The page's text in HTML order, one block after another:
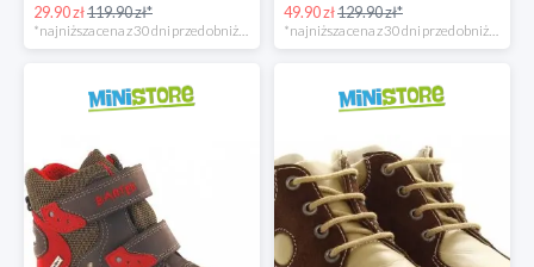
29.90 zł119.90 zł* 49.90 zł129.90 zł*